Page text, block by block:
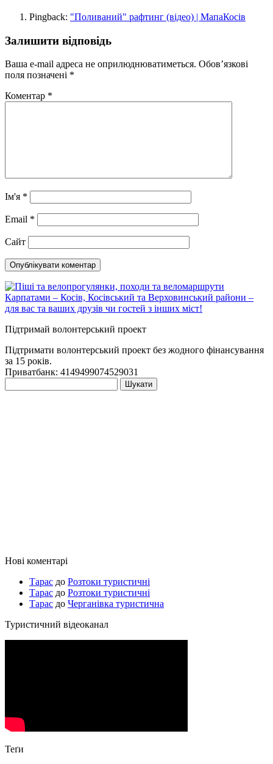
Pingback: "Поливаний" рафтинг (відео) | МапаКосів
Залишити відповідь
Ваша e-mail адреса не оприлюднюватиметься. Обов’язкові
поля позначені *
Коментар *
Ім'я *
Email *
Сайт
Підтримай волонтерський проект
Підтримати волонтерський проект без жодного фінансування
за 15 років.
Приватбанк: 4149499074529031
Нові коментарі
Тарас до Розтоки туристичні
Тарас до Розтоки туристичні
Тарас до Черганівка туристична
Туристичний відеоканал
Теґи